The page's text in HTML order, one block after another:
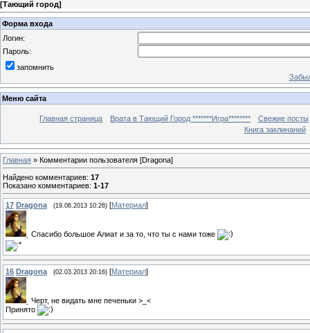
[Тающий город]
Форма входа
Логин:
Пароль:
запомнить
Меню сайта
Главная страница Врата в Тающий Город *******Игра********
Свежие посты
Книга заклинаний
Главная » Комментарии пользователя [Dragona]
Найдено комментариев: 17
Показано комментариев: 1-17
17 Dragona (19.06.2013 10:26) [Материал]
Спасибо большое Алиат и за то, что ты с нами тоже
16 Dragona (02.03.2013 20:16) [Материал]
Черт, не видать мне печеньки >_<
Принято